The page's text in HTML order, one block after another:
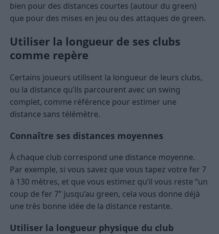
bien pour des distances courtes (autour du green)
que pour des mises en jeu ou des attaques de green.
Utiliser la longueur de ses clubs
comme repère
Certains joueurs utilisent la longueur de leurs clubs,
ou la distance qu’ils parcourent avec un swing
complet, comme référence pour estimer une
distance sans télémètre.
Connaître ses distances moyennes
À chaque club correspond une distance moyenne.
Par exemple, si vous savez que vous tapez votre fer 7
à 130 mètres, et que vous estimez qu’il vous reste “un
coup de fer 7” jusqu’au green, cela vous donne déjà
une très bonne idée de la distance restante.
Utiliser la longueur physique du club